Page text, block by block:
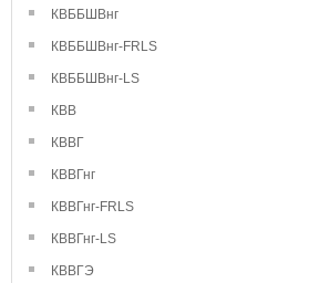
КВББШВнг
КВББШВнг-FRLS
КВББШВнг-LS
КВВ
КВВГ
КВВГнг
КВВГнг-FRLS
КВВГнг-LS
КВВГЭ